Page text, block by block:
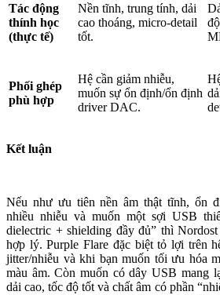
Tác động
thính học
(thực tế)
Nền tĩnh, trung tính, dải
cao thoáng, micro-detail
tốt.
Phối ghép
phù hợp
Hệ cần giảm nhiễu,
muốn sự ổn định/ổn định
driver DAC.
Kết luận
Nếu như ưu tiên nền âm thật tĩnh, ổn
nhiều nhiễu và muốn một sợi USB
dielectric + shielding đầy đủ” thì
hợp lý. Purple Flare đặc biệt tỏ lợi trên
jitter/nhiễu và khi bạn muốn tối ưu hóa
màu âm. Còn muốn có dây USB mang
dải cao, tốc độ tốt và chất âm có phần